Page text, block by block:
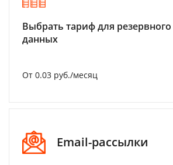
Выбрать тариф для
данных
От 0.03 руб./месяц
Email-рассылки